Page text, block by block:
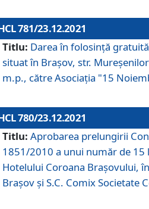
781/23.12.2021
Titlu: Darea în folosinţă
situat în Braşov, str.
m.p., către Asociaţia "15
780/23.12.2021
Titlu: Aprobarea prelungirii
1851/2010 a unui număr de
Hotelului Coroana Brașovului,
Braşov şi S.C. Comix Societate